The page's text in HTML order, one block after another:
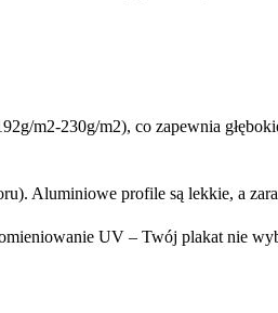
m2-230g/m2), co zapewnia
Aluminiowe profile są lekkie, a
UV – Twój plakat nie